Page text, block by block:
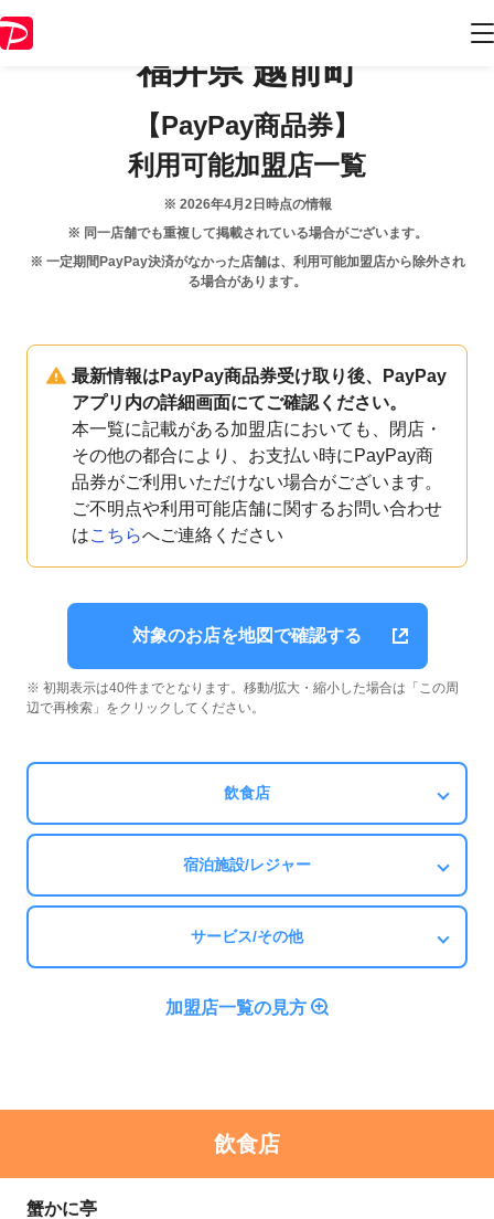
福井県 越前町
【PayPay商品券】
利用可能加盟店一覧
※ 2026年4月2日 時点の情報
※ 同一店舗でも重複して掲載されている場合がございます。
※ 一定期間PayPay決済がなかった店舗は、利用可能加盟店から除外され
る場合があります。
最新情報はPayPay商品券受け取り後、PayPay
アプリ内の詳細画面にてご確認ください。
本一覧に記載がある加盟店においても、閉店・
その他の都合により、お支払い時にPayPay商
品券がご利用いただけない場合がございます。
ご不明点や利用可能店舗に関するお問い合わせ
はこちらへご連絡ください
対象のお店を地図で確認する
※ 初期表示は40件までとなります。移動/拡大・縮小した場合は「この周
辺で再検索」をクリックしてください。
飲食店
宿泊施設/レジャー
サービス/その他
加盟店一覧の見方
飲食店
蟹かに亭